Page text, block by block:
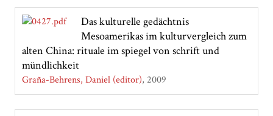
Das kulturelle gedächtnis
Mesoamerikas im kulturvergleich zum
alten China: rituale im spiegel von schrift und
mündlichkeit
Graña-Behrens, Daniel (editor) 2009